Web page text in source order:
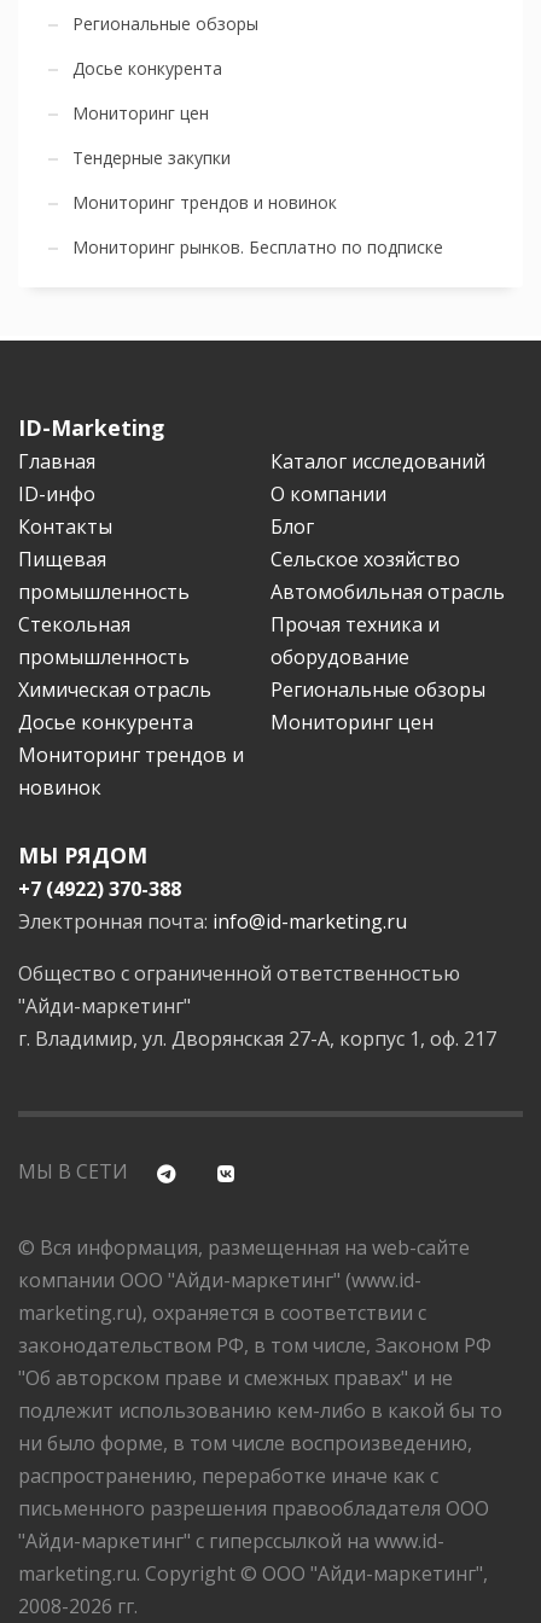
Региональные обзоры
Досье конкурента
Мониторинг цен
Тендерные закупки
Мониторинг трендов и новинок
Мониторинг рынков. Бесплатно по подписке
ID-Marketing
Главная
Каталог исследований
ID-инфо
О компании
Контакты
Блог
Пищевая
промышленность
Сельское хозяйство
Автомобильная отрасль
Стекольная
промышленность
Прочая техника и
оборудование
Химическая отрасль
Региональные обзоры
Досье конкурента
Мониторинг цен
Мониторинг трендов и
новинок
МЫ РЯДОМ
+7 (4922) 370-388
Электронная почта: info@id-marketing.ru
Общество с ограниченной ответственностью
"Айди-маркетинг"
г. Владимир, ул. Дворянская 27-А, корпус 1, оф. 217
МЫ В СЕТИ
© Вся информация, размещенная на web-сайте
компании ООО "Айди-маркетинг" (www.id-
marketing.ru), охраняется в соответствии с
законодательством РФ, в том числе, Законом РФ
"Об авторском праве и смежных правах" и не
подлежит использованию кем-либо в какой бы то
ни было форме, в том числе воспроизведению,
распространению, переработке иначе как с
письменного разрешения правообладателя ООО
"Айди-маркетинг" с гиперссылкой на www.id-
marketing.ru. Copyright © ООО "Айди-маркетинг",
2008-2026 гг.